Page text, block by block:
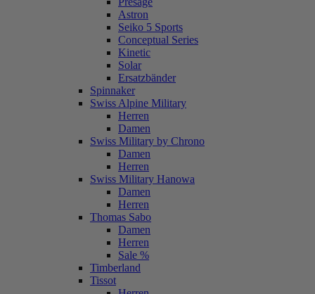
Astron
Seiko 5 Sports
Conceptual Series
Kinetic
Solar
Ersatzbänder
Spinnaker
Swiss Alpine Military
Herren
Damen
Swiss Military by Chrono
Damen
Herren
Swiss Military Hanowa
Damen
Herren
Thomas Sabo
Damen
Herren
Sale %
Timberland
Tissot